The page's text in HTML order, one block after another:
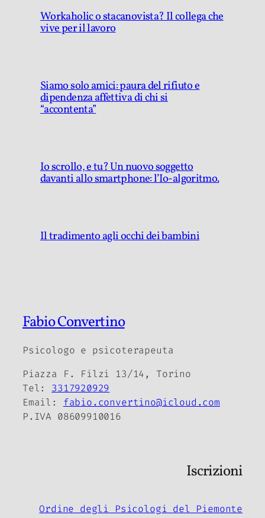
Workaholic o stacanovista? Il collega che
vive per il lavoro
Siamo solo amici: paura del rifiuto e
dipendenza affettiva di chi si
“accontenta”
Io scrollo, e tu? Un nuovo soggetto
davanti allo smartphone: l’Io-algoritmo.
Il tradimento agli occhi dei bambini
Fabio Convertino
Psicologo e psicoterapeuta
Piazza F. Filzi 13/14, Torino
Tel: 3317920929
Email: fabio.convertino@icloud.com
P.IVA 08609910016
Iscrizioni
Ordine degli Psicologi del Piemonte